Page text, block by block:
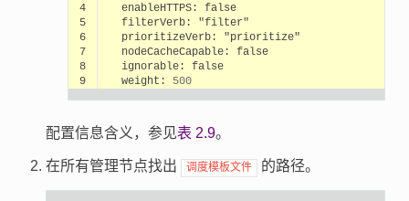
4
enableHTTPS:
false
5
filterVerb:
"filter"
6
prioritizeVerb:
"prioritize"
7
nodeCacheCapable:
false
8
ignorable:
false
9
weight: 500
配置信息含义，参见表 2.9。
在所有管理节点找出 调度模板文件 的路径。